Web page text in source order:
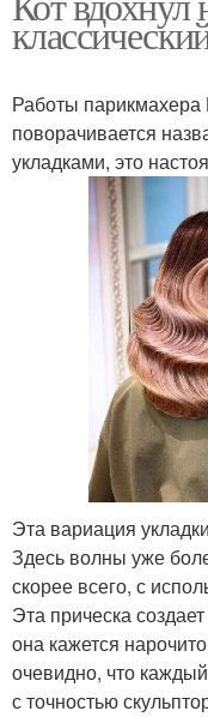
Работы парикмахера
поворачивается
укладками, это
Эта вариация
Здесь волны уже
скорее всего, с
Эта прическа
она кажется
очевидно, что
с точностью